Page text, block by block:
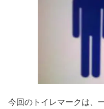
今回のトイレマークは、